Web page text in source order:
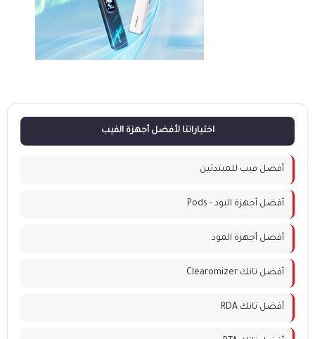
اختياراتنا لأفضل أجهزة الفيب
أفضل فيب للمبتدئين
أفضل أجهزة البود - Pods
أفضل أجهزة المود
أفضل تانك Clearomizer
أفضل تانك RDA